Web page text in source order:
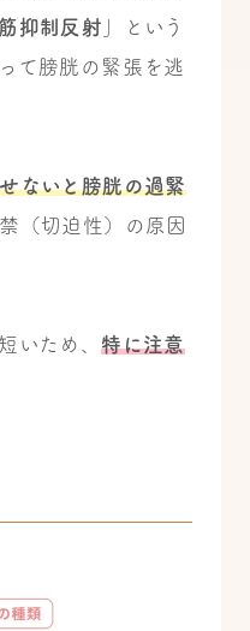
抑制反射 」という
て膀胱の緊張を逃
ないと膀胱の過緊
（切迫性）の原因
いため、特に注意